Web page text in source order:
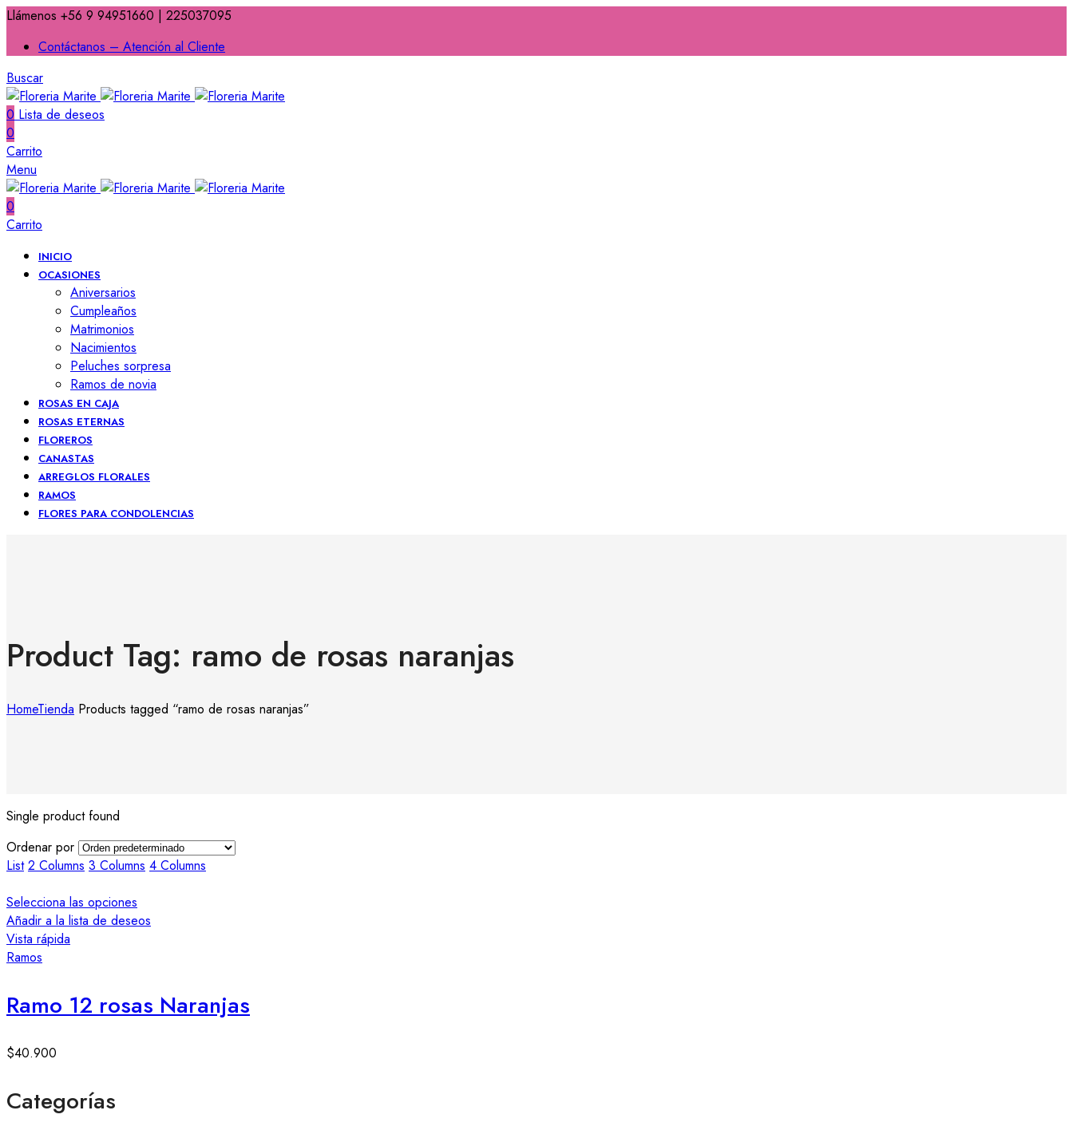
Llámenos +56 9 94951660 | 225037095
Contáctanos – Atención al Cliente
Buscar
0 Lista de deseos
0
Carrito
Menu
0
Carrito
INICIO
OCASIONES
Aniversarios
Cumpleaños
Matrimonios
Nacimientos
Peluches sorpresa
Ramos de novia
ROSAS EN CAJA
ROSAS ETERNAS
FLOREROS
CANASTAS
ARREGLOS FLORALES
RAMOS
FLORES PARA CONDOLENCIAS
Product Tag: ramo de rosas naranjas
HomeTienda Products tagged “ramo de rosas naranjas”
Single product found
Ordenar por
List 2 Columns 3 Columns 4 Columns
Selecciona las opciones
Añadir a la lista de deseos
Vista rápida
Ramos
Ramo 12 rosas Naranjas
$40.900
Categorías